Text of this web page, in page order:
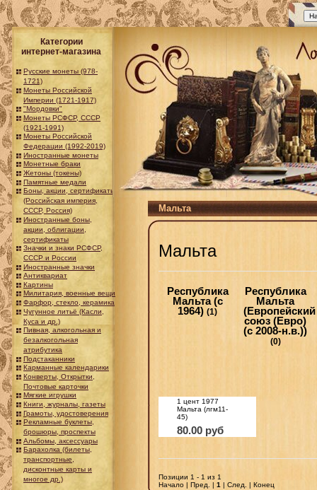
Категории
интернет-магазина
Русские монеты (978-
1721)
Монеты Российской
Империи (1721-1917)
"Мордовки"
Монеты РСФСР, СССР
(1921-1991)
Монеты Российской
Федерации (1992-2019)
Иностранные монеты
Монетные браки
Жетоны (токены)
Памятные медали
Боны, акции, сертификаты
(Российская империя,
СССР, Россия)
Иностранные боны,
акции, облигации,
сертификаты
Значки и знаки РСФСР,
СССР и России
Иностранные значки
Антиквариат
Картины
Милитария, военные вещи
Фарфор, стекло, керамика
Чугунное литьё (Касли,
Куса и др.)
Пивная, алкогольная и
безалкогольная
атрибутика
Подстаканники
Карманные календарики
Конверты, Открытки,
Почтовые карточки
Мягкие игрушки
Книги, журналы, газеты
Грамоты, удостоверения
Рекламные буклеты,
брошюры, проспекты
Альбомы, аксессуары
Барахолка (билеты,
транспортные,
дисконтные карты и
многое др.)
Мальта
Мальта
Республика
Мальта (с
1964)(1)
Республика
Мальта
(Европейский
союз (Евро)
(с 2008-н.в.))
(0)
1 цент 1977
Мальта (лгм11-
45)
80.00 руб
Позиции 1 - 1 из 1
Начало | Пред. | 1 | След. | Конец